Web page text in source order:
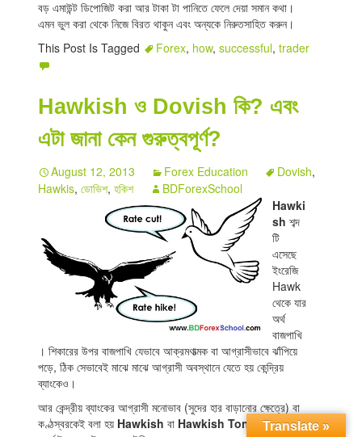
বড় এমাউন্ট ডিপোজিট করা আর টাকা টা পানিতে ফেলে দেয়া সমান কথা।
এমন ভুল করা থেকে নিজে বিরত থাকুন এবং অন্যকে নিরুতসাহিত করুন।
This Post Is Tagged
Forex, how,successful,trader
Hawkish ও Dovish কি? এবং
এটা জানা কেন গুরুত্বপূর্ণ?
August 12, 2013 Forex Education Dovish,
Hawkis,ডোভিশ,হকিশ
BDForexSchool
Hawki
sh শব্দ
টি
এসেছে
ইংরেজি
Hawk
থেকে যার
অর্থ
বাজপাখি
। শিকারের উপর বাজপাখি যেভাবে আক্রমণাত্মক বা আগ্রাসীভাবে ঝাঁপিয়ে
পড়ে, ঠিক সেভাবেই মাঝে মাঝে আগ্রাসী অবস্থানে যেতে হয় কেন্দ্রিয়
ব্যাংকেও।
আর কেন্দ্রীয় ব্যাংকের আগ্রাসী মনোভাব (সুদের হার বাড়ানোর ক্ষেত্রে) বা
কণ্ঠস্বরকেই বলা হয় Hawkish বা Hawkish Tone, ফরেক্স
Translate »